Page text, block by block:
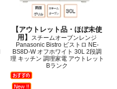
【アウトレット品・ほぼ未使
用】
スチームオーブンレンジ
Panasonic Bistro ビストロ NE-
BS8D-W オフホワイト 30L 2段調
理 キッチン 調理家電 アウトレット
Bランク